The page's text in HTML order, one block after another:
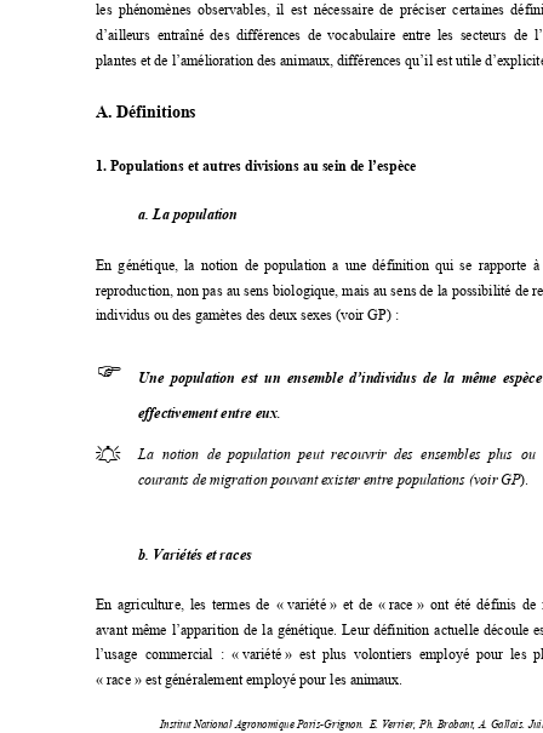
les phénomènes observables, il est nécessaire de préciser certaines
d’ailleurs entraîné des différences de vocabulaire entre les secteurs de
plantes et de l’amélioration des animaux, différences qu’il est utile
A. Définitions
1. Populations et autres divisions au sein de l’espèce
a. La population
En génétique, la notion de population a une définition qui se rapporte
reproduction, non pas au sens biologique, mais au sens de la possibilité de
individus ou des gamètes des deux sexes (voir GP) :
) Une population est un ensemble d’individus de la même
effectivement entre eux.
 La notion de population peut recouvrir des ensembles plus
courants de migration pouvant exister entre populations (voir GP).
b. Variétés et races
En agriculture, les termes de « variété » et de « race » ont été définis de
avant même l’apparition de la génétique. Leur définition actuelle découle
l’usage commercial : « variété » est plus volontiers employé pour les
« race » est généralement employé pour les animaux.
Institut National Agronomique Paris-Grignon. E. Verrier, Ph. Brabant, A. Gallais.